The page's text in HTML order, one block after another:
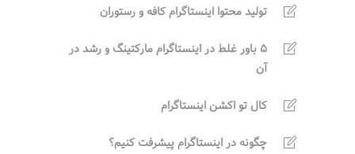
تولید محتوا اینستاگرام کافه و رستوران
5 باور غلط در اینستاگرام مارکتینگ و رشد در
آن
کال تو اکشن اینستاگرام
چگونه در اینستاگرام پیشرفت کنیم؟